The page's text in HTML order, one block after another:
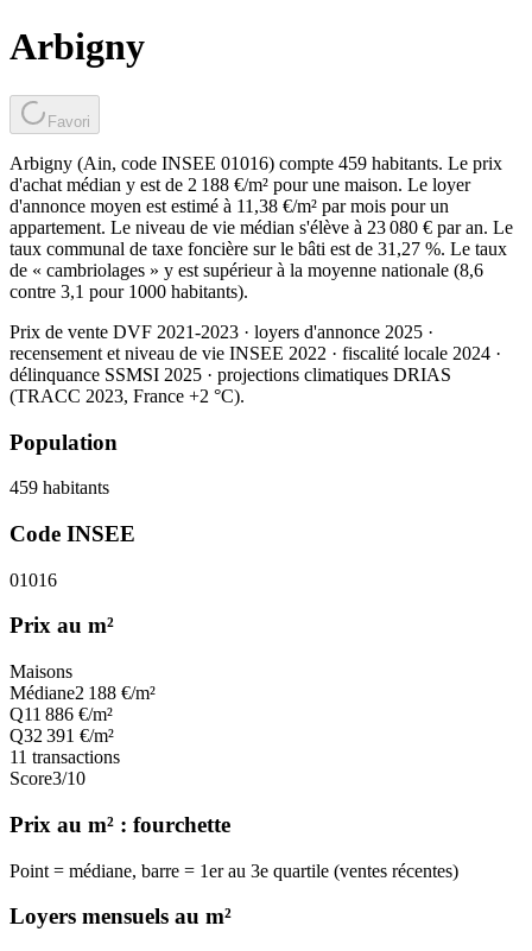
Arbigny
Favori
Arbigny (Ain, code INSEE 01016) compte 459 habitants. Le prix
d'achat médian y est de 2 188 €/m² pour une maison. Le loyer
d'annonce moyen est estimé à 11,38 €/m² par mois pour un
appartement. Le niveau de vie médian s'élève à 23 080 € par an. Le
taux communal de taxe foncière sur le bâti est de 31,27 %. Le taux
de « cambriolages » y est supérieur à la moyenne nationale (8,6
contre 3,1 pour 1000 habitants).
Prix de vente DVF 2021-2023 · loyers d'annonce 2025 ·
recensement et niveau de vie INSEE 2022 · fiscalité locale 2024 ·
délinquance SSMSI 2025 · projections climatiques DRIAS
(TRACC 2023, France +2 °C).
Population
459 habitants
Code INSEE
01016
Prix au m²
Maisons
Médiane2 188 €/m²
Q11 886 €/m²
Q32 391 €/m²
11 transactions
Score3/10
Prix au m² : fourchette
Point = médiane, barre = 1er au 3e quartile (ventes récentes)
Loyers mensuels au m²